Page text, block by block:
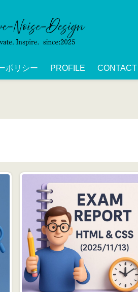
ポリシー PROFILE CONTACT